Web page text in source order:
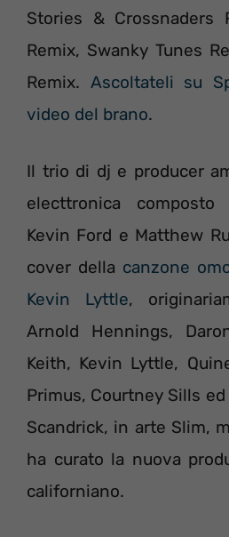
Stories & Crossnaders
Remix, Swanky Tunes
Remix. Ascoltateli su
video del brano.
Il trio di dj e producer
electtronica
Kevin Ford e Matthew
cover della canzone
Kevin Lyttle,
Arnold Hennings,
Keith, Kevin Lyttle,
Primus, Courtney Sills
Scandrick, in arte Slim,
ha curato la nuova
californiano.